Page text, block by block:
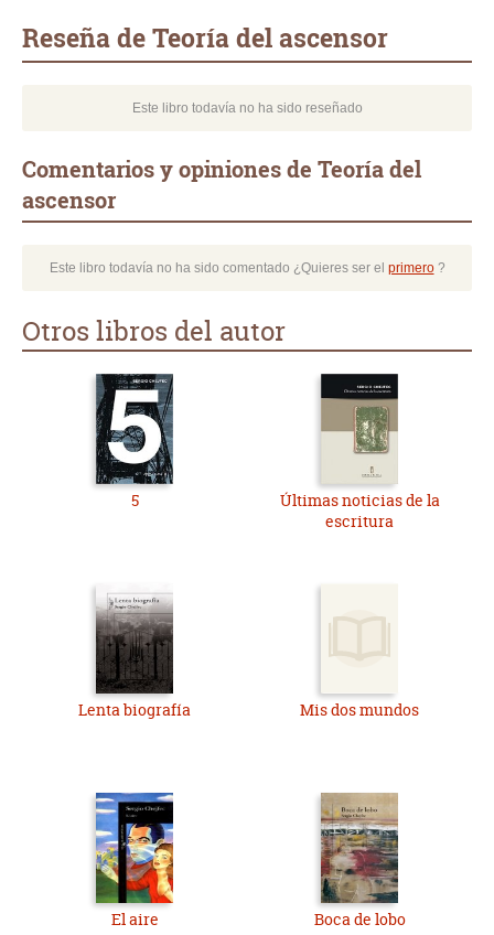
Reseña de Teoría del ascensor
Este libro todavía no ha sido reseñado
Comentarios y opiniones de Teoría del
ascensor
Este libro todavía no ha sido comentado ¿Quieres ser el primero?
Otros libros del autor
5
Últimas noticias de la
escritura
Lenta biografía Mis dos mundos
El aire Boca de lobo